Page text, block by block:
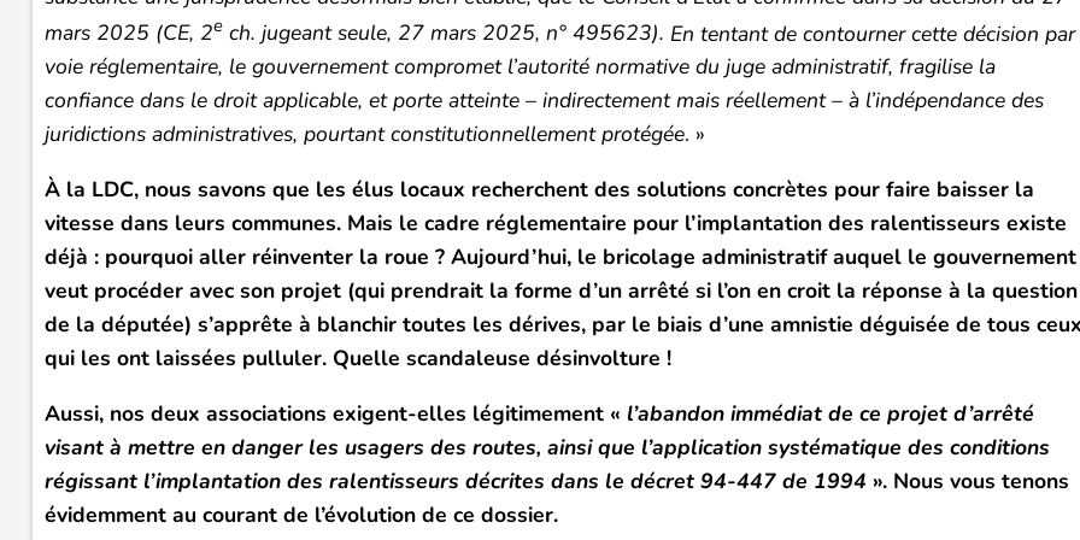
mars 2025 (CE, 2ech. jugeant seule, 27 mars 2025, n° 495623). En tentant de contourner cette décision par
voie réglementaire, le gouvernement compromet l’autorité normative du juge administratif, fragilise la
confiance dans le droit applicable, et porte atteinte – indirectement mais réellement – à l’indépendance des
juridictions administratives, pourtant constitutionnellement protégée. »
À la LDC, nous savons que les élus locaux recherchent des solutions concrètes pour faire baisser la
vitesse dans leurs communes. Mais le cadre réglementaire pour l’implantation des ralentisseurs existe
déjà : pourquoi aller réinventer la roue ? Aujourd’hui, le bricolage administratif auquel le gouvernement
veut procéder avec son projet (qui prendrait la forme d’un arrêté si l’on en croit la réponse à la question
de la députée) s’apprête à blanchir toutes les dérives, par le biais d’une amnistie déguisée de tous
qui les ont laissées pulluler. Quelle scandaleuse désinvolture !
Aussi, nos deux associations exigent-elles légitimement « l’abandon immédiat de ce projet d’arrêté
visant à mettre en danger les usagers des routes, ainsi que l’application systématique des conditions
régissant l’implantation des ralentisseurs décrites dans le décret 94-447 de 1994 ». Nous vous tenons
évidemment au courant de l’évolution de ce dossier.